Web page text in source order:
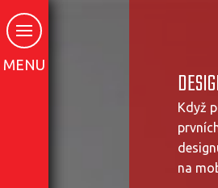
MENU
Když
na